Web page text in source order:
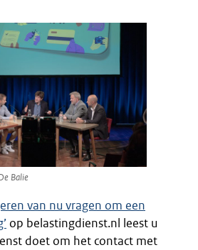
Balie
van nu vragen om een
op belastingdienst.nl leest u
doet om het contact met